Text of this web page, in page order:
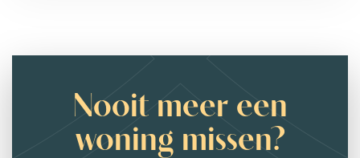
Nooit meer een
woning missen?